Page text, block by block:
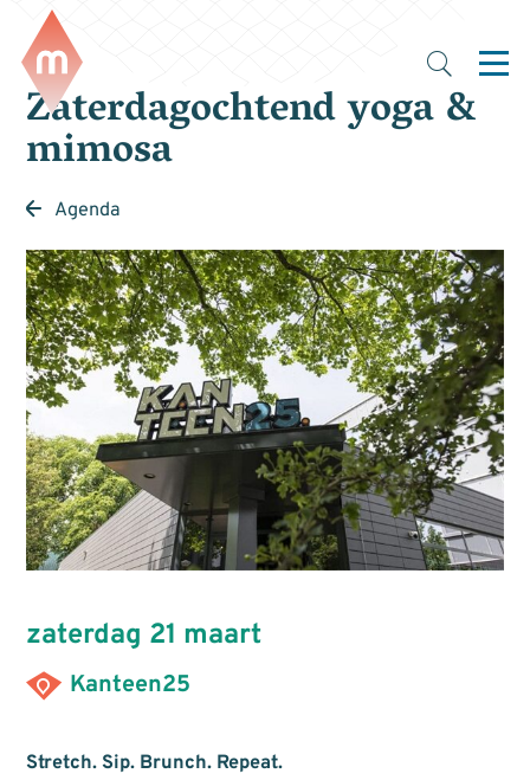
Zaterdagochtend yoga &
mimosa
Agenda
zaterdag 21 maart
Kanteen25
Stretch. Sip. Brunch. Repeat.